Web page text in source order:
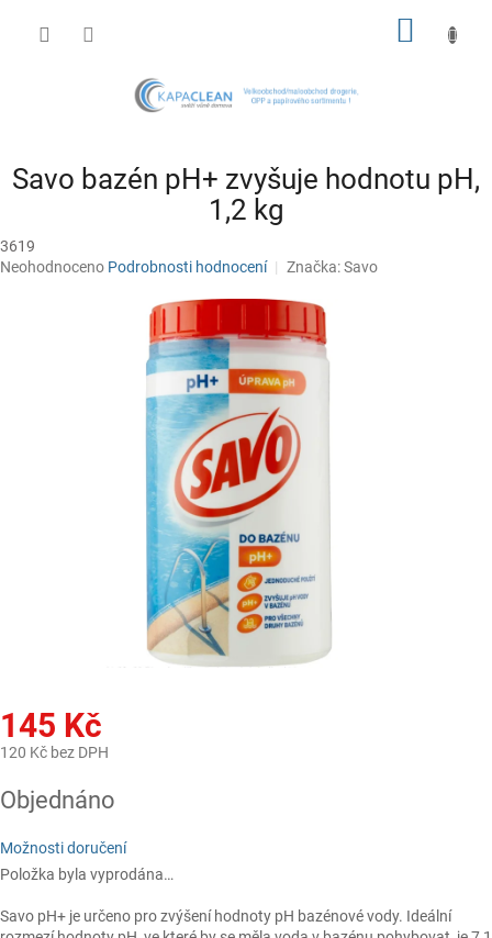
Savo bazén pH+ zvyšuje hodnotu pH,
1,2 kg
3619
Průměrné
Neohodnoceno Podrobnosti hodnocení Značka:Savo
145 Kč
120 Kč bez DPH
cena:
Objednáno
Možnosti doručení
Položka byla vyprodána…
Savo pH+ je určeno pro zvýšení hodnoty pH bazénové vody. Ideální